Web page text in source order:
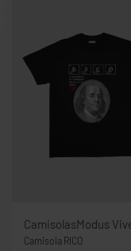
CamisolasModus
Camisola RICO